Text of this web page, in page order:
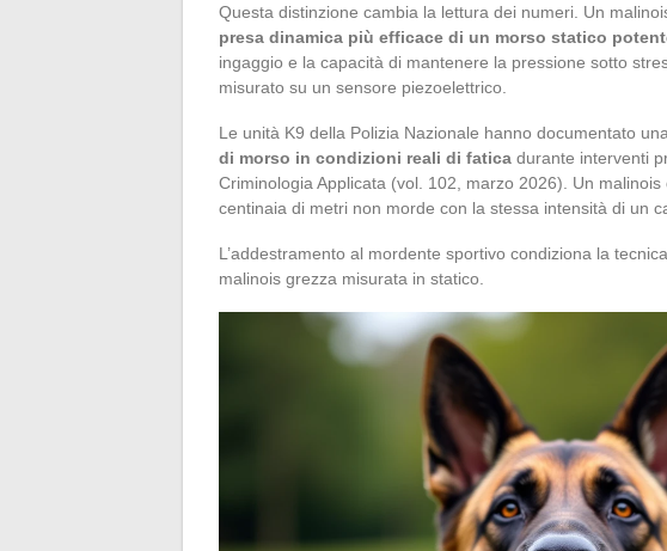
Questa distinzione cambia la lettura dei numeri. Un
presa dinamica più efficace di un morso statico
ingaggio e la capacità di mantenere la pressione sotto
misurato su un sensore piezoelettrico.
Le unità K9 della Polizia Nazionale hanno documentato una
di morso in condizioni reali di fatica durante interventi
Criminologia Applicata (vol. 102, marzo 2026). Un
centinaia di metri non morde con la stessa intensità di un
L’addestramento al mordente sportivo condiziona la
malinois grezza misurata in statico.